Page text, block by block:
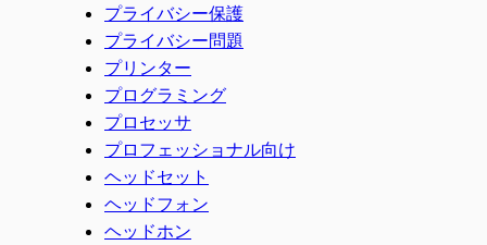
プライバシー保護
プライバシー問題
プリンター
プログラミング
プロセッサ
プロフェッショナル向け
ヘッドセット
ヘッドフォン
ヘッドホン